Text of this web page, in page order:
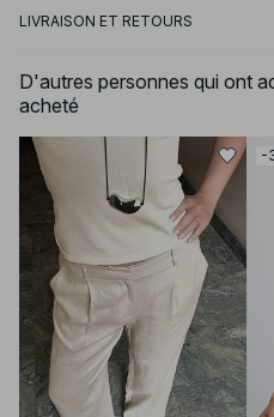
LIVRAISON ET RETOURS
D'autres personnes qui ont
acheté
-